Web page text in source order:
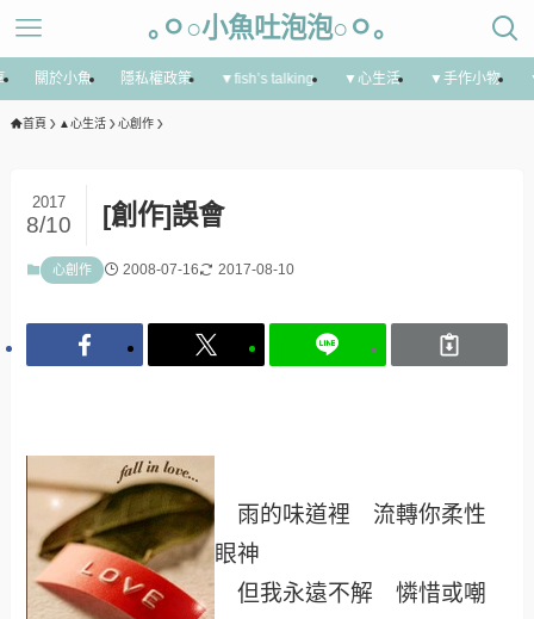
｡ㅇ○小魚吐泡泡○ㅇ｡
關於小魚 隱私權政策 ▼fish’s talking ▼心生活 ▼手作小物
首頁 ▲心生活 心創作
[創作]誤會
2017
8/10
心創作 2008-07-16 2017-08-10
雨的味道裡 流轉你柔性
眼神
但我永遠不解 憐惜或嘲